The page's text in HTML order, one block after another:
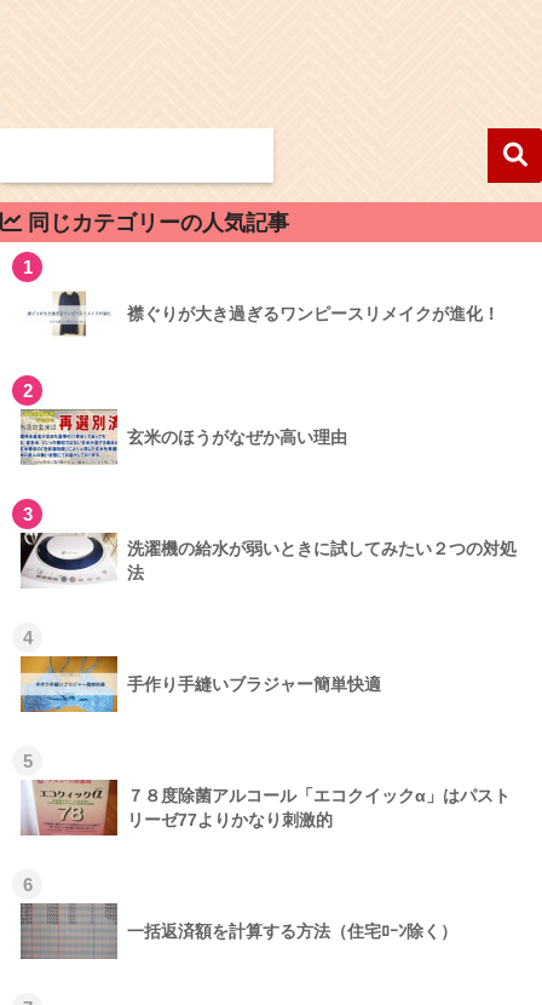
同じカテゴリーの人気記事
1
襟ぐりが大き過ぎるワンピースリメイクが進化！
2
玄米のほうがなぜか高い理由
3
洗濯機の給水が弱いときに試してみたい２つの対処
法
4
手作り手縫いブラジャー簡単快適
5
７８度除菌アルコール「エコクイックα」はパスト
リーゼ77よりかなり刺激的
6
一括返済額を計算する方法（住宅ﾛｰﾝ除く）